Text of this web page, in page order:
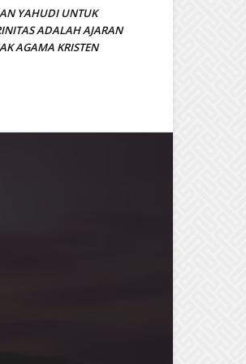
YAHUDI UNTUK
ADALAH AJARAN
AGAMA KRISTEN